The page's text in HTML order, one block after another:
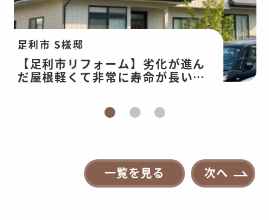
足利市 S様邸
【足利市リフォーム】劣化が進ん
だ屋根軽くて非常に寿命が長い屋
一覧を見る 次へ